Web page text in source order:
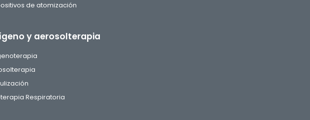
de atomización
y aerosolterapia
Respiratoria